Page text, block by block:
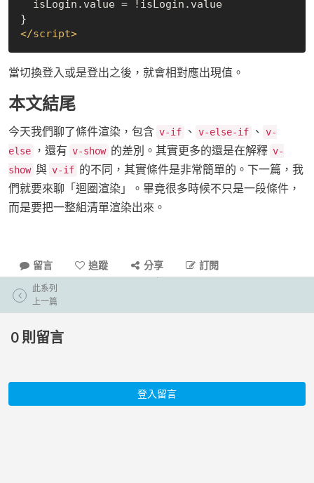
</script>
當切換登入或是登出之後，就會相對應出現值。
本文結尾
今天我們聊了條件渲染，包含 v-if 、 v-else-if 、
v-
else
，還有 v-show 的差別。其實更多的還是在解釋 v-
show 與 v-if 的不同，其實條件是非常簡單的。下一篇，我
們就要來聊「迴圈渲染」。畢竟很多時候不只是一段條件，
而是要把一整組清單渲染出來。
留言 追蹤 分享 訂閱
此系列
上一篇
0 則留言
登入留言